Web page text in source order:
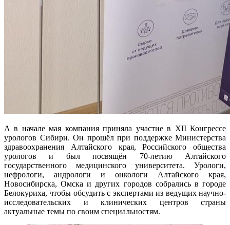
А в начале мая компания приняла участие в XII Конгрессе
урологов Сибири. Он прошёл при поддержке Министерства
здравоохранения Алтайского края, Российского общества
урологов и был посвящён 70-летию Алтайского
государственного медицинского университета. Урологи,
нефрологи, андрологи и онкологи Алтайского края,
Новосибирска, Омска и других городов собрались в городе
Белокуриха, чтобы обсудить с экспертами из ведущих научно-
исследовательских и клинических центров страны
актуальные темы по своим специальностям.